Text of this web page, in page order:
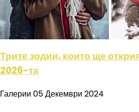
Трите зодии, които ще
2026-та
Галерии 05 Декември 2024